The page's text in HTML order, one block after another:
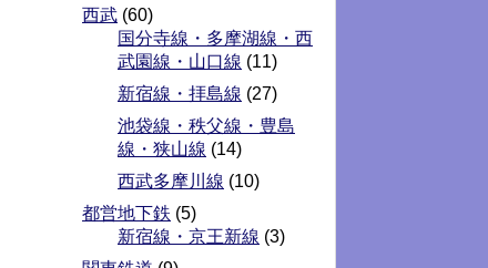
西武 (60)
国分寺線・多摩湖線・西
武園線・山口線 (11)
新宿線・拝島線 (27)
池袋線・秩父線・豊島
線・狭山線 (14)
西武多摩川線 (10)
都営地下鉄 (5)
新宿線・京王新線 (3)